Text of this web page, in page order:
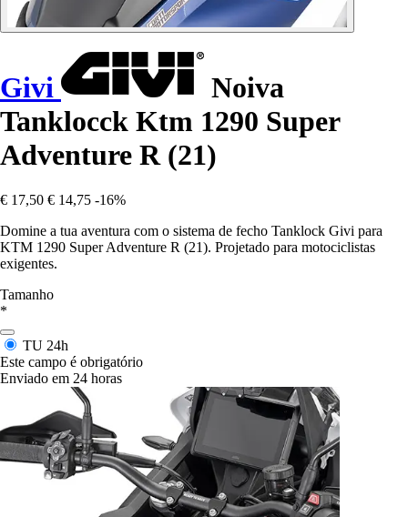
Givi
Noiva
Tanklocck Ktm 1290 Super
Adventure R (21)
€ 17,50 € 14,75 -16%
Domine a tua aventura com o sistema de fecho Tanklock Givi para
KTM 1290 Super Adventure R (21). Projetado para motociclistas
exigentes.
Tamanho
*
TU 24h
Este campo é obrigatório
Enviado em 24 horas